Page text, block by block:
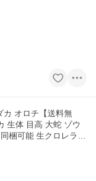
カ オロチ【送料無
生体 目高 大蛇 ゾウ
梱可能 生クロレラ同